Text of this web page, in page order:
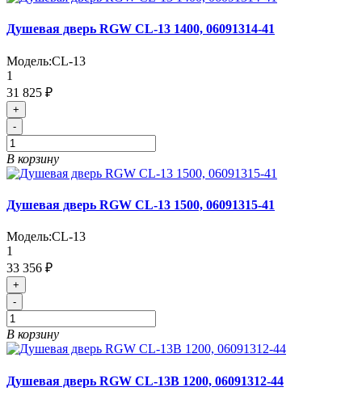
Душевая дверь RGW CL-13 1400, 06091314-41
Модель:CL-13
1
31 825 ₽
+
-
В корзину
Душевая дверь RGW CL-13 1500, 06091315-41
Модель:CL-13
1
33 356 ₽
+
-
В корзину
Душевая дверь RGW CL-13B 1200, 06091312-44